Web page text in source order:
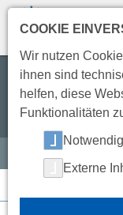
Wir wollen eine
die offen,
und
COOKIE
Wir nutzen
ihnen sind
helfen, diese
Funktionalitäten
Externe